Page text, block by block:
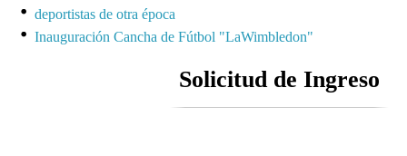
deportistas de otra época
Inauguración Cancha de Fútbol "LaWimbledon"
Solicitud de Ingreso